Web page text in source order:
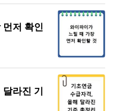
저 확인
라진 기